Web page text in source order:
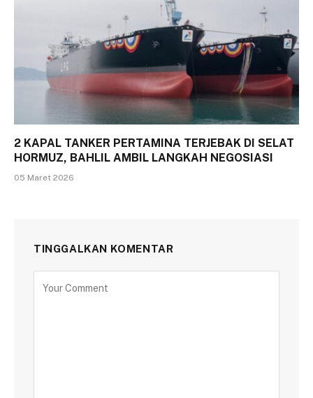
2 KAPAL TANKER PERTAMINA TERJEBAK DI SELAT
HORMUZ, BAHLIL AMBIL LANGKAH NEGOSIASI
05 Maret 2026
TINGGALKAN KOMENTAR